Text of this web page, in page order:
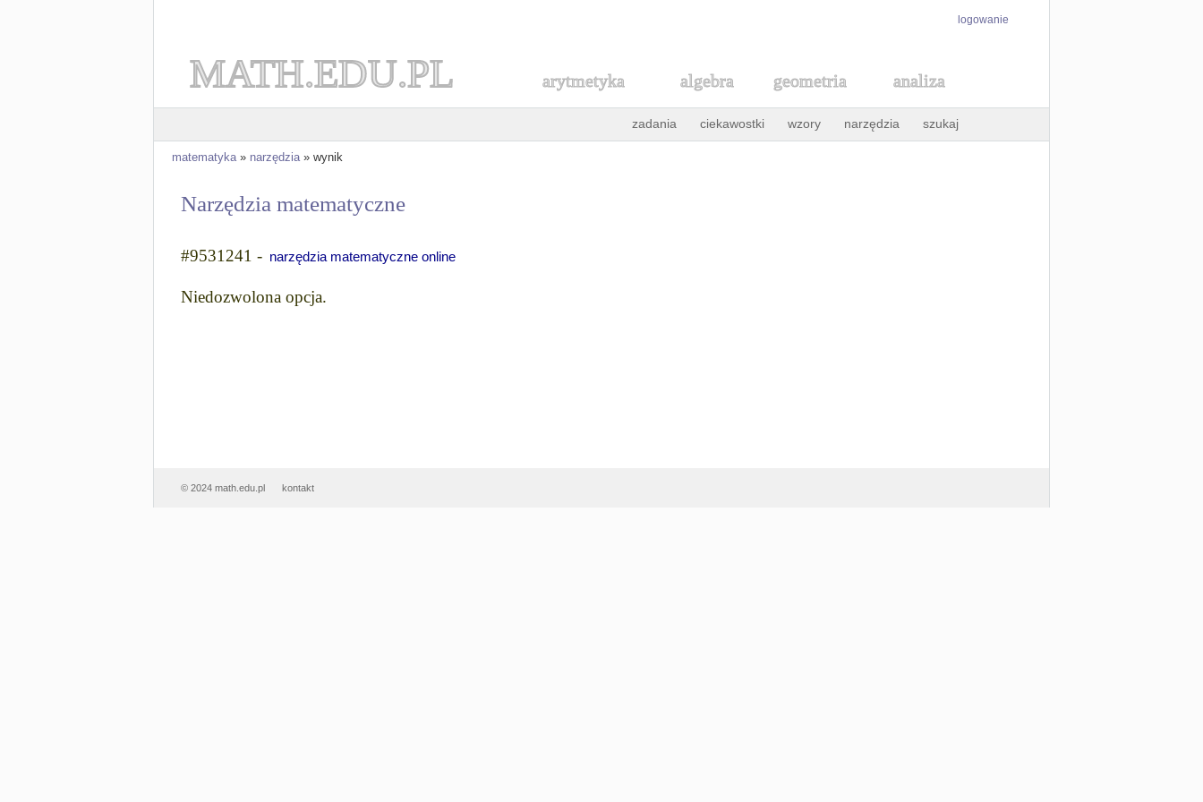
logowanie
MATH.EDU.PL arytmetyka algebra geometria analiza
zadania ciekawostki wzory narzędzia szukaj
matematyka» narzędzia» wynik
Narzędzia matematyczne
#9531241 - narzędzia matematyczne online
Niedozwolona opcja.
© 2024 math.edu.pl kontakt